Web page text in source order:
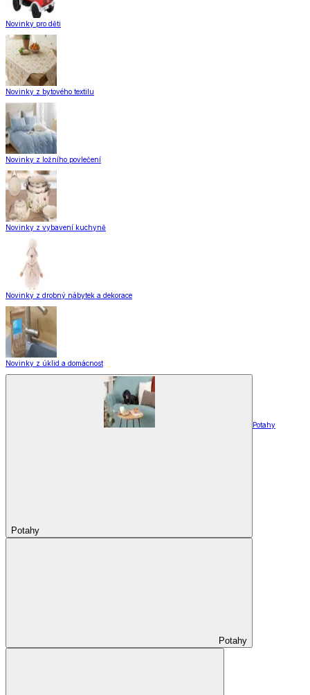
Novinky pro děti
Novinky z bytového textilu
Novinky z ložního povlečení
Novinky z vybavení kuchyně
Novinky z drobný nábytek a dekorace
Novinky z úklid a domácnost
Potahy
Potahy
Potahy